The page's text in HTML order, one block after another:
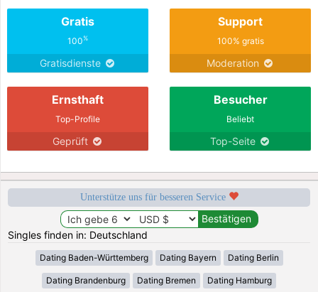
Gratis
100%
Gratisdienste
Support
100% gratis
Moderation
Ernsthaft
Top-Profile
Geprüft
Besucher
Beliebt
Top-Seite
Unterstütze uns für besseren Service
Singles finden in: Deutschland
Dating Baden-Württemberg Dating Bayern Dating Berlin
Dating Brandenburg Dating Bremen Dating Hamburg